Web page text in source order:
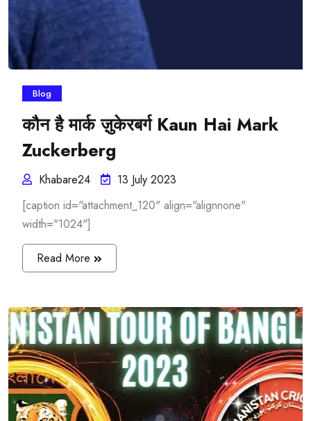
Blog
कौन है मार्क ज़ुकेरबर्ग Kaun Hai Mark
Zuckerberg
Khabare24
13 July 2023
[caption id="attachment_120" align="alignnone"
width="1024"]
Read More